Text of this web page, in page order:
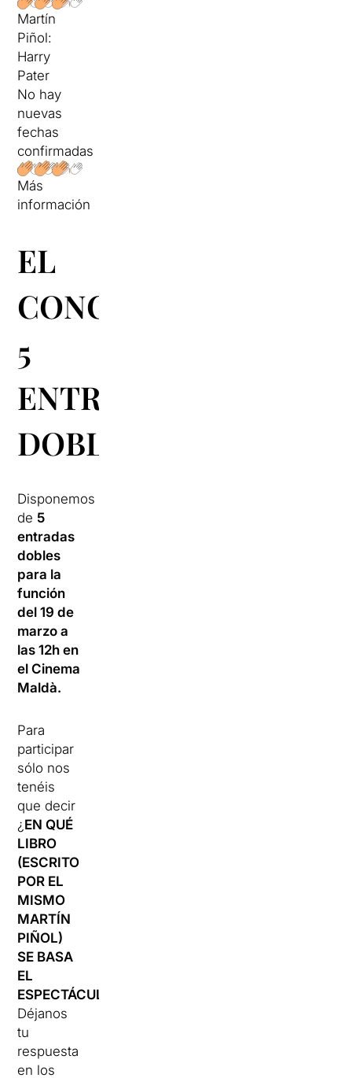
Martín
Piñol:
Harry
Pater
No hay
nuevas
fechas
confirmadas
Más
información
EL
CONCURSO:
5
ENTRADAS
DOBLES
Disponemos
de 5
entradas
dobles
para la
función
del 19 de
marzo a
las 12h en
el Cinema
Maldà.
Para
participar
sólo nos
tenéis
que decir
¿ EN QUÉ
LIBRO
(ESCRITO
POR EL
MISMO
MARTÍN
PIÑOL)
SE BASA
EL
ESPECTÁCULO?
Déjanos
tu
respuesta
en los